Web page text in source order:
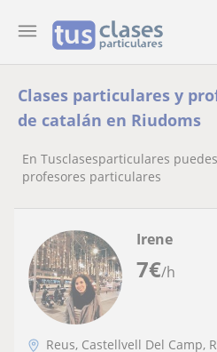
Clases particulares y
de catalán en Riudoms
En Tusclasesparticulares
profesores particulares
7€/h
Irene
Reus, Castellvell Del Camp,